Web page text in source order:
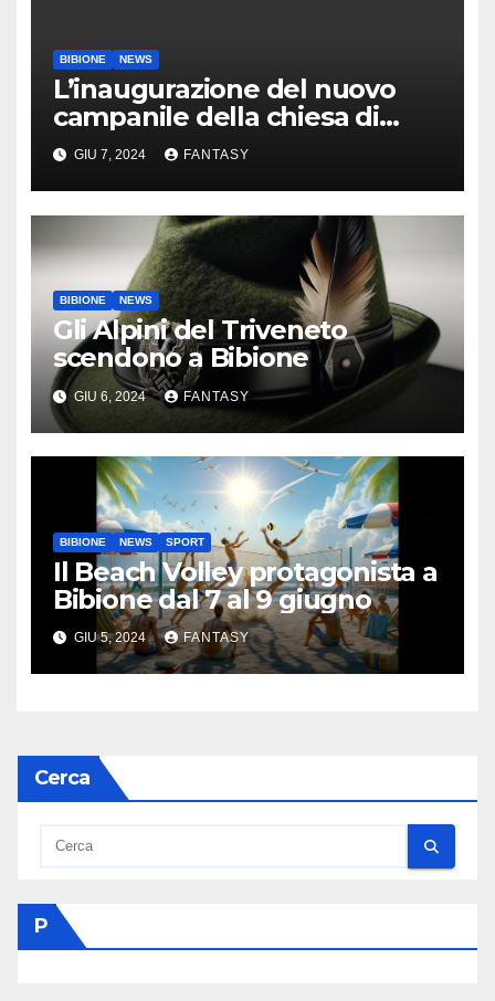
BIBIONE NEWS
L’inaugurazione del nuovo
campanile della chiesa di
Santa Maria Assunta di
Bibione
GIU 7, 2024 FANTASY
BIBIONE NEWS
Gli Alpini del Triveneto
scendono a Bibione
GIU 6, 2024 FANTASY
BIBIONE NEWS SPORT
Il Beach Volley protagonista a
Bibione dal 7 al 9 giugno
GIU 5, 2024 FANTASY
Cerca
P